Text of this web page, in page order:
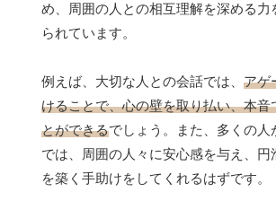
め、周囲の人との相互理解を深める力
られています。
例えば、大切な人との会話では、 アゲ
けることで、心の壁を取り払い、本音
とができるでしょう。また、多くの人
では、周囲の人々に安心感を与え、円
を築く手助けをしてくれるはずです。